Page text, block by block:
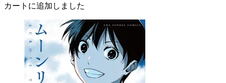
カートに追加しました